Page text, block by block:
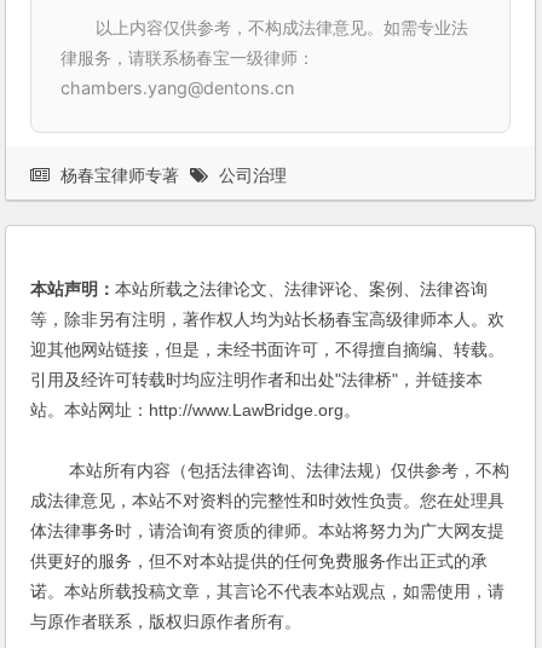
以上内容仅供参考，不构成法律意见。如需专业法
律服务，请联系杨春宝一级律师：
chambers.yang@dentons.cn
杨春宝律师专著 公司治理
本站声明：本站所载之法律论文、法律评论、案例、法律咨询
等，除非另有注明，著作权人均为站长杨春宝高级律师本人。欢
迎其他网站链接，但是，未经书面许可，不得擅自摘编、转载。
引用及经许可转载时均应注明作者和出处"法律桥"，并链接本
站。本站网址：http://www.LawBridge.org。
本站所有内容（包括法律咨询、法律法规）仅供参考，不构
成法律意见，本站不对资料的完整性和时效性负责。您在处理具
体法律事务时，请洽询有资质的律师。本站将努力为广大网友提
供更好的服务，但不对本站提供的任何免费服务作出正式的承
诺。本站所载投稿文章，其言论不代表本站观点，如需使用，请
与原作者联系，版权归原作者所有。